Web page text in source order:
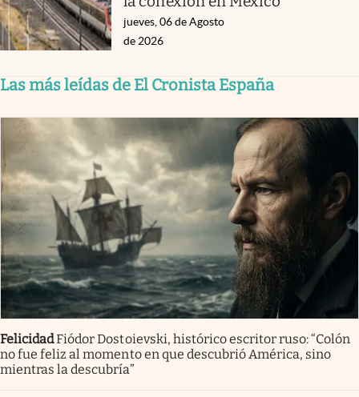
jueves, 06 de Agosto
de 2026
Las más leídas de El Cronista España
FelicidadFiódor Dostoievski, histórico escritor ruso: “Colón
no fue feliz al momento en que descubrió América, sino
mientras la descubría”